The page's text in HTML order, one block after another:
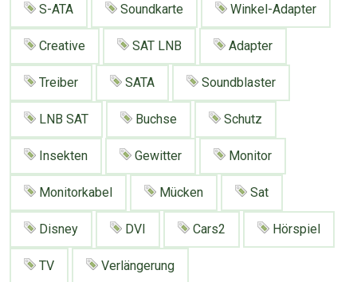
Mit Email Twitter Facebook
Über Tauschbu↔de
Tauschbons
Presse News
Kategorien
Neue Artikel
Suchanfragen
Kategoriewolke
S-ATA Soundkarte Winkel-Adapter
Creative SAT LNB Adapter
Treiber SATA Soundblaster
LNB SAT Buchse Schutz
Insekten Gewitter Monitor
Monitorkabel Mücken Sat
Disney DVI Cars2 Hörspiel
TV Verlängerung